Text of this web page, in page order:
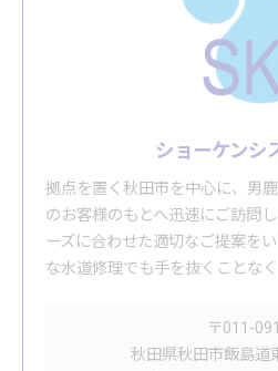
ショーケンシ
拠点を置く秋田市を中心に、男
のお客様のもとへ迅速にご訪問
ーズに合わせた適切なご提案を
な水道修理でも手を抜くことなく
〒011-
秋田県秋田市飯島道